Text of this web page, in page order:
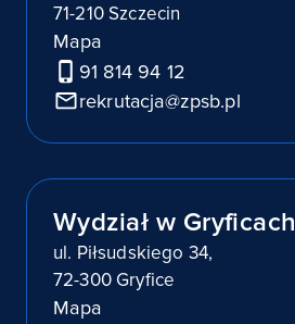
71-210 Szczecin
Mapa
91 814 94 12
rekrutacja@zpsb.pl
Wydział w Gryficach
ul. Piłsudskiego 34,
72-300 Gryfice
Mapa